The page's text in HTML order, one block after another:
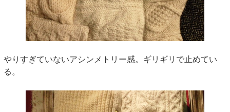
やりすぎていないアシンメトリー感。ギリギリで止めてい
る。